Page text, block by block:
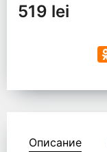
519 lei
Описание